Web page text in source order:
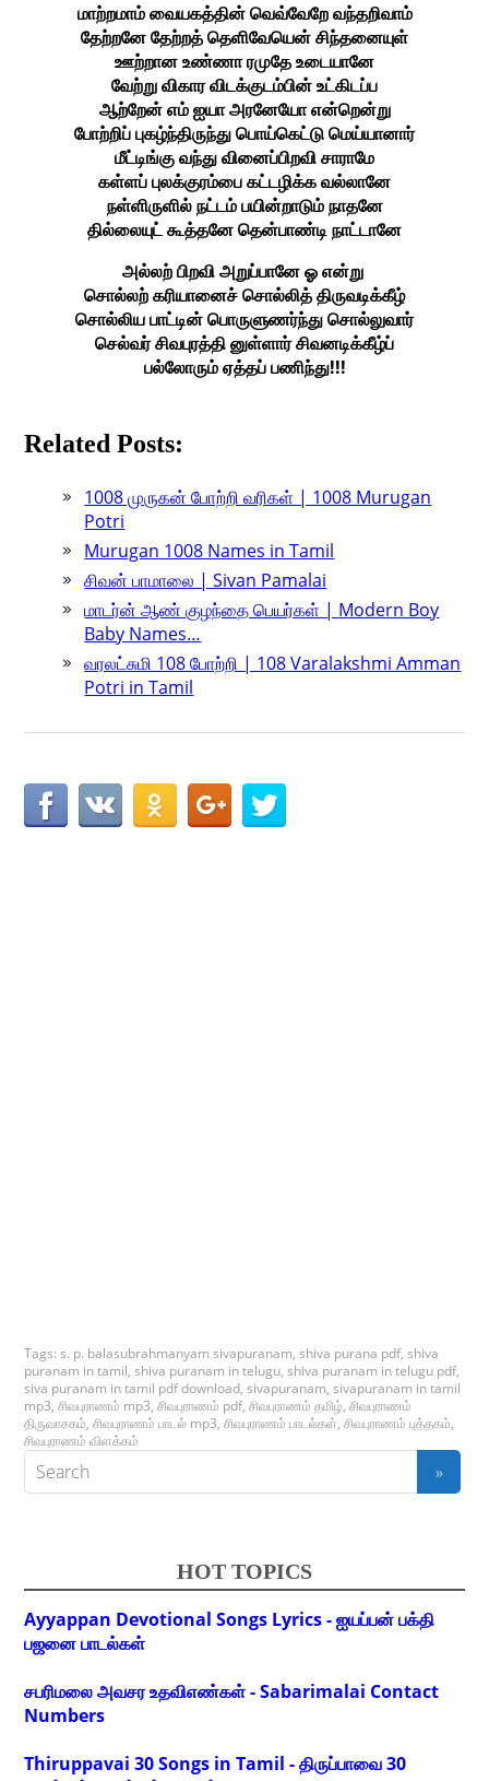
மாற்றமாம் வையகத்தின் வெவ்வேறே வந்தறிவாம்
தேற்றனே தேற்றத் தெளிவேயென் சிந்தனையுள்
ஊற்றான உண்ணா ரமுதே உடையானே
வேற்று விகார விடக்குடம்பின் உட்கிடப்ப
ஆற்றேன் எம் ஐயா அரனேயோ என்றென்று
போற்றிப் புகழ்ந்திருந்து பொய்கெட்டு மெய்யானார்
மீட்டிங்கு வந்து வினைப்பிறவி சாராமே
கள்ளப் புலக்குரம்பை கட்டழிக்க வல்லானே
நள்ளிருளில் நட்டம் பயின்றாடும் நாதனே
தில்லையுட் கூத்தனே தென்பாண்டி நாட்டானே
அல்லற் பிறவி அறுப்பானே ஓ என்று
சொல்லற் கரியானைச் சொல்லித் திருவடிக்கீழ்
சொல்லிய பாட்டின் பொருளுணர்ந்து சொல்லுவார்
செல்வர் சிவபுரத்தி னுள்ளார் சிவனடிக்கீழ்ப்
பல்லோரும் ஏத்தப் பணிந்து!!!
Related Posts:
1008 முருகன் போற்றி வரிகள் | 1008 Murugan
Potri
Murugan 1008 Names in Tamil
சிவன் பாமாலை | Sivan Pamalai
மாடர்ன் ஆண் குழந்தை பெயர்கள் | Modern Boy
Baby Names…
வரலட்சுமி 108 போற்றி | 108 Varalakshmi Amman
Potri in Tamil
Tags:s. p. balasubrahmanyam sivapuranam,shiva purana pdf,shiva
puranam in tamil,shiva puranam in telugu,shiva puranam in telugu pdf,
siva puranam in tamil pdf download,sivapuranam,sivapuranam in tamil
mp3,சிவபுராணம் mp3,சிவபுராணம் pdf,சிவபுராணம் தமிழ்,சிவபுராணம்
திருவாசகம்,சிவபுராணம் பாடல் mp3,சிவபுராணம் பாடல்கள்,சிவபுராணம் புத்தகம்,
சிவபுராணம் விளக்கம்
HOT TOPICS
Ayyappan Devotional Songs Lyrics - ஐயப்பன் பக்தி
பஜனை பாடல்கள்
சபரிமலை அவசர உதவிஎண்கள் - Sabarimalai Contact
Numbers
Thiruppavai 30 Songs in Tamil - திருப்பாவை 30